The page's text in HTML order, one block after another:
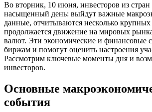
Во вторник, 10 июня, инвесторов из
насыщенный день: выйдут важные
данные, отчитываются несколько
продолжается движение на мировых
валют. Эти экономические и финансовые
биржам и помогут оценить настроения
Рассмотрим ключевые моменты дня и
инвесторов.
Основные
события